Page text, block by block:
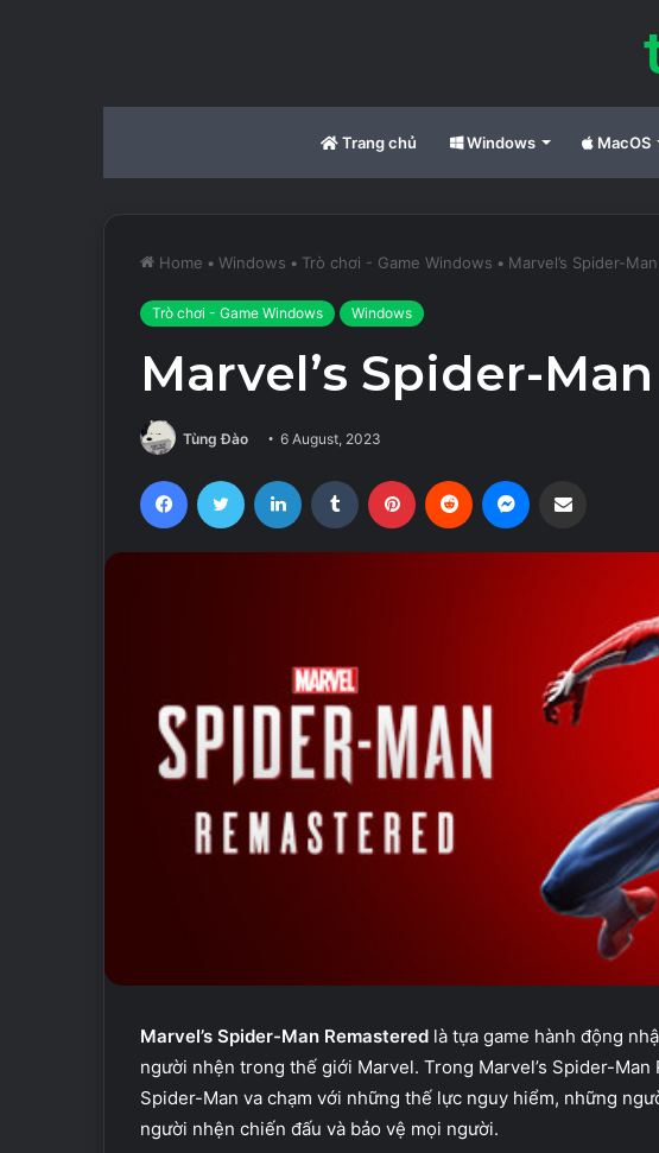
Trang chủ Windows MacOS
Home • Windows • Trò chơi - Game Windows • Marvel’s Spider-
Trò chơi - Game Windows Windows
Marvel’s Spider-
Tùng Đào 6 August, 2023
FacebookTwitter LinkedIn Tumblr Pinterest Reddit
Marvel’s Spider-Man Remastered là tựa game hành động
người nhện trong thế giới Marvel. Trong Marvel’s Spider-
Spider-Man va chạm với những thế lực nguy hiểm, những
người nhện chiến đấu và bảo vệ mọi người.